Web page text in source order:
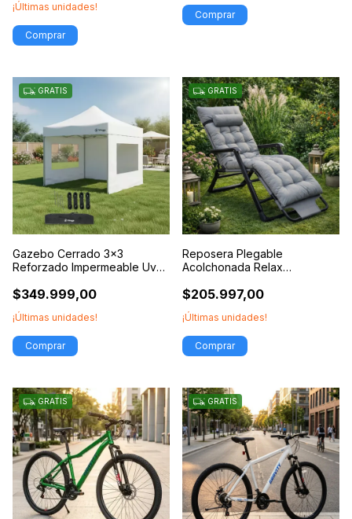
¡Últimas unidades!
GRATIS
Gazebo Cerrado 3x3
Reforzado Impermeable Uv
$349.999,00
¡Últimas unidades!
Comprar
GRATIS
Reposera Plegable
Acolchonada Relax
$205.997,00
¡Últimas unidades!
GRATIS GRATIS